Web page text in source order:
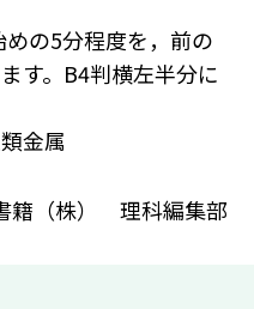
めの5分程度を，前の
す。B4判横左半分に
金属
籍（株） 理科編集部